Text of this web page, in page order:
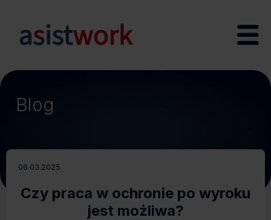
Blog
06.03.2025
Czy praca w ochronie po wyroku
jest możliwa?